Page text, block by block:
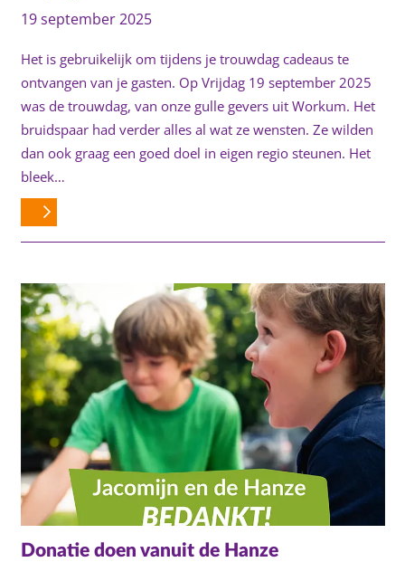
19 september 2025
Het is gebruikelijk om tijdens je trouwdag cadeaus te
ontvangen van je gasten. Op Vrijdag 19 september 2025
was de trouwdag, van onze gulle gevers uit Workum. Het
bruidspaar had verder alles al wat ze wensten. Ze wilden
dan ook graag een goed doel in eigen regio steunen. Het
bleek…
Donatie doen vanuit de Hanze